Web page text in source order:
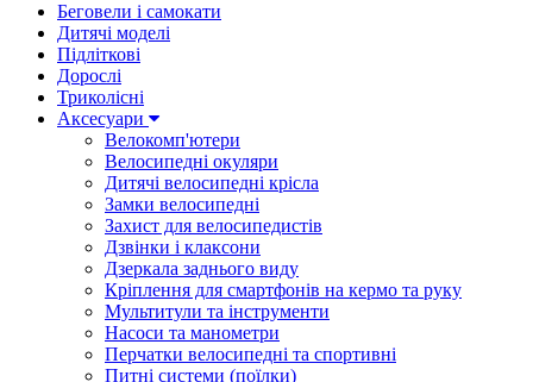
Беговели і самокати
Дитячі моделі
Підліткові
Дорослі
Триколісні
Аксесуари
Велокомп'ютери
Велосипедні окуляри
Дитячі велосипедні крісла
Замки велосипедні
Захист для велосипедистів
Дзвінки і клаксони
Дзеркала заднього виду
Кріплення для смартфонів на кермо та руку
Мультитули та інструменти
Насоси та манометри
Перчатки велосипедні та спортивні
Питні системи (поїлки)